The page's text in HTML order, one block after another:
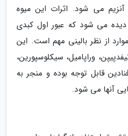
آنزیم می شود. اثرات این میوه
دیده می شود که عبور اول کبدی
از نظر بالینی مهم است. این
وراپامیل، سیکلوسپورین،
قابل توجه بوده و منجر به
آنها می شود.